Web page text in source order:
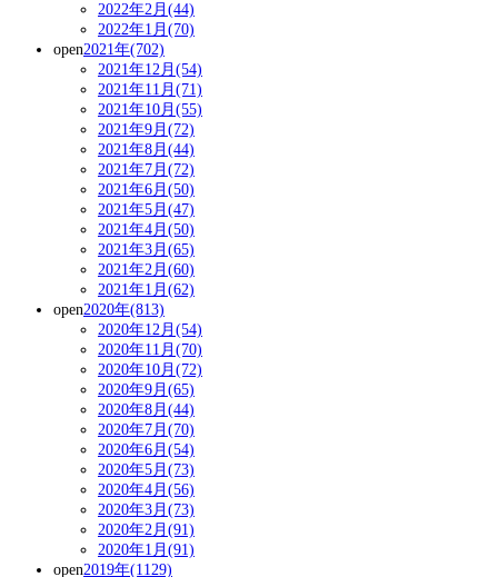
2022年2月(44)
2022年1月(70)
open2021年(702)
2021年12月(54)
2021年11月(71)
2021年10月(55)
2021年9月(72)
2021年8月(44)
2021年7月(72)
2021年6月(50)
2021年5月(47)
2021年4月(50)
2021年3月(65)
2021年2月(60)
2021年1月(62)
open2020年(813)
2020年12月(54)
2020年11月(70)
2020年10月(72)
2020年9月(65)
2020年8月(44)
2020年7月(70)
2020年6月(54)
2020年5月(73)
2020年4月(56)
2020年3月(73)
2020年2月(91)
2020年1月(91)
open2019年(1129)